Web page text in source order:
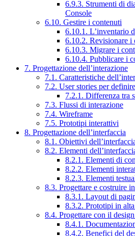
6.9.3. Strumenti di
Console
6.10. Gestire i contenuti
6.10.1. L’inventario
6.10.2. Revisionare i
6.10.3. Migrare i
6.10.4. Pubblicare i
7. Progettazione dell’interazione
7.1. Caratteristiche
7.2. User stories per
7.2.1. Differenza tra
7.3. Flussi di interazione
7.4. Wireframe
7.5. Prototipi interattivi
8. Progettazione dell’interfaccia
8.1. Obiettivi
8.2. Elementi
8.2.1. Elementi di
8.2.2. Elementi
8.2.3. Elementi
8.3. Progettare e costruire
8.3.1. Layout di
8.3.2. Prototipi in
8.4. Progettare con il
8.4.1.
8.4.2. Benefici del